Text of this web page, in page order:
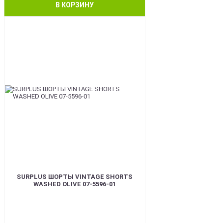
В КОРЗИНУ
SURPLUS ШОРТЫ VINTAGE SHORTS
WASHED OLIVE 07-5596-01